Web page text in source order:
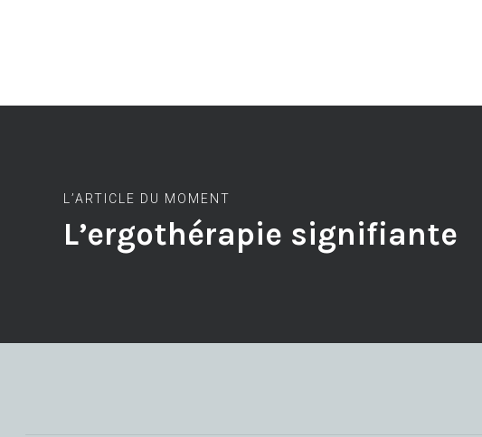
L’ARTICLE DU MOMENT
L’ergothérapie signifiante